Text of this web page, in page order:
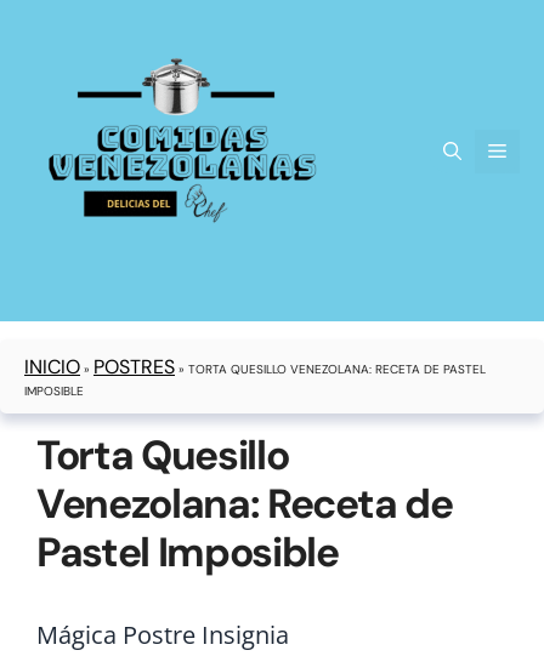
INICIO » POSTRES » TORTA QUESILLO VENEZOLANA: RECETA DE PASTEL
IMPOSIBLE
Torta Quesillo
Venezolana: Receta de
Pastel Imposible
Mágica Postre Insignia